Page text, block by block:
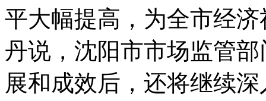
平大幅提高，为全市经
丹说，沈阳市市场监管
展和成效后，还将继续